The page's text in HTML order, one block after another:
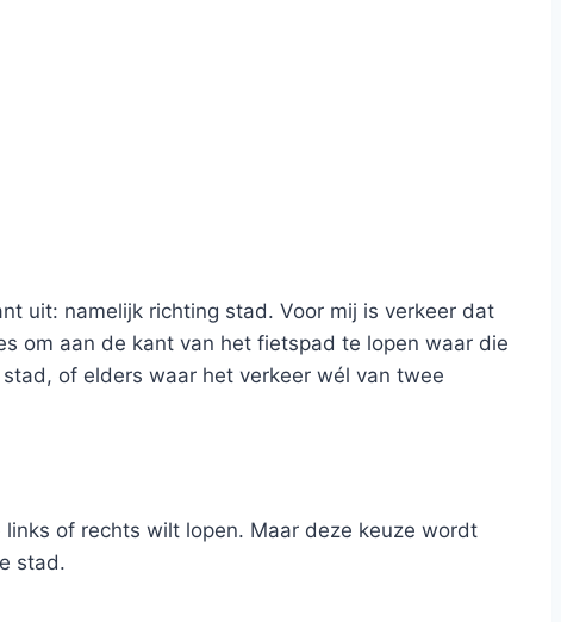
uit: namelijk richting stad. Voor mij is verkeer dat
om aan de kant van het fietspad te lopen waar die
of elders waar het verkeer wél van twee
of rechts wilt lopen. Maar deze keuze wordt
stad.